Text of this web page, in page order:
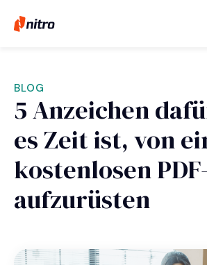
BLOG
5 Anzeichen
es Zeit ist, von
kostenlosen
aufzurüsten